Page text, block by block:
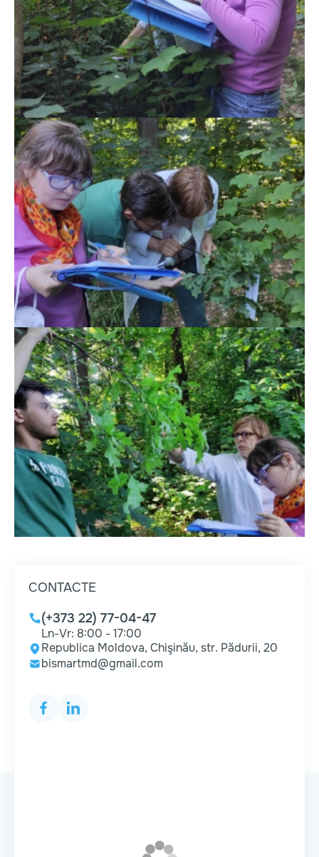
CONTACTE
(+373 22) 77-04-47
Ln-Vr: 8:00 - 17:00
Republica Moldova, Chişinău, str. Pădurii, 20
bismartmd@gmail.com